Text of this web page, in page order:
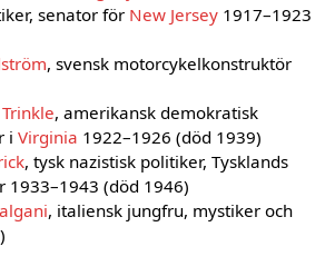
senator för New Jersey 1917–1923
, svensk motorcykelkonstruktör
, amerikansk demokratisk
iVirginia 1922–1926 (död 1939)
, tysk nazistisk politiker, Tysklands
1933–1943 (död 1946)
, italiensk jungfru, mystiker och